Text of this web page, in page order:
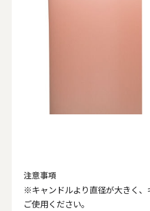
注意事項
※キャンドルより直径が大きく
ご使用ください。